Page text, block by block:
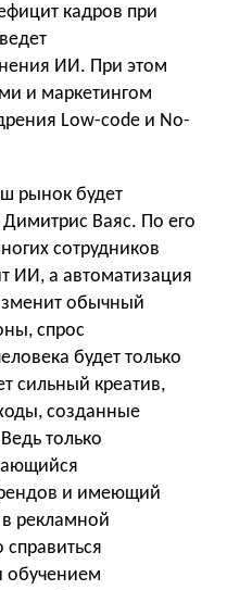
кадров при
ИИ. При этом
и маркетингом
Low-code и No-
рынок будет
Ваяс. По его
сотрудников
ИИ, а автоматизация
обычный
спрос
будет только
сильный креатив,
созданные
только
и имеющий
рекламной
обучением